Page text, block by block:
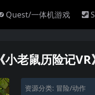
Quest/一体机游戏
老鼠历险记
资源分类: 冒险/动作